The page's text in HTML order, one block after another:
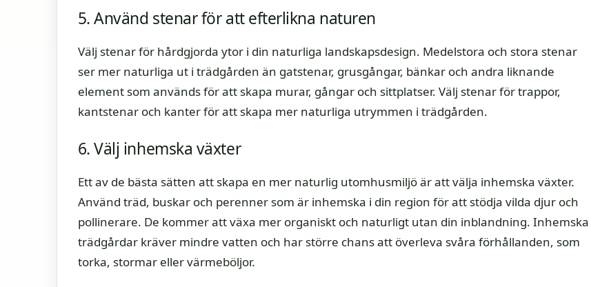
5. Använd stenar för att efterlikna naturen
Välj stenar för hårdgjorda ytor i din naturliga landskapsdesign. Medelstora och stora stenar
ser mer naturliga ut i trädgården än gatstenar, grusgångar, bänkar och andra liknande
element som används för att skapa murar, gångar och sittplatser. Välj stenar för trappor,
kantstenar och kanter för att skapa mer naturliga utrymmen i trädgården.
6. Välj inhemska växter
Ett av de bästa sätten att skapa en mer naturlig utomhusmiljö är att välja inhemska växter.
Använd träd, buskar och perenner som är inhemska i din region för att stödja vilda djur och
pollinerare. De kommer att växa mer organiskt och naturligt utan din inblandning. Inhemska
trädgårdar kräver mindre vatten och har större chans att överleva svåra förhållanden, som
torka, stormar eller värmeböljor.